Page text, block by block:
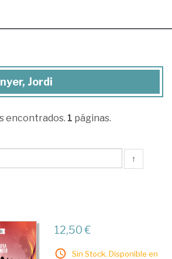
Jordi
encontrados. 1 páginas.
↑
12,50 €
Sin Stock. Disponible en